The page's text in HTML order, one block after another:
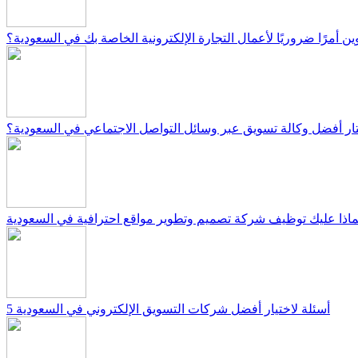
أمرًا ضروريًا لأعمال التجارة الإلكترونية الخاصة بك في السعودية؟
أفضل وكالة تسويق عبر وسائل التواصل الاجتماعي في السعودية؟
عليك توظيف شركة تصميم وتطوير مواقع احترافية في السعودية
5 أسئلة لاختيار أفضل شركات التسويق الإلكتروني في السعودية